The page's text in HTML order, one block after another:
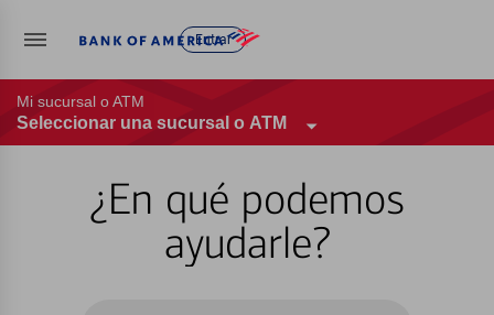
Entrar
Mi sucursal o ATM
Seleccionar una sucursal o ATM
¿En qué podemos
ayudarle?